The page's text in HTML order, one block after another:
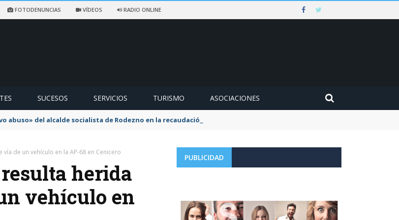
FOTODENUNCIAS VÍDEOS RADIO ONLINE
SUCESOS SERVICIOS TURISMO ASOCIACIONES
abuso» del alcalde socialista de Rodezno en la recaudación de la tasa de aguas y basuras
de un vehículo en la AP-68 en Cenicero
herida
vehículo en
PUBLICIDAD